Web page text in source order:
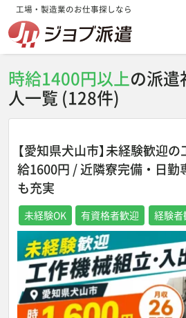
工場・製造業のお仕事探しなら
時給1400円以上の派
人一覧 (128件)
【愛知県犬山市】未経験歓迎
給1600円 / 近隣寮完備・日勤
も充実
未経験OK 有資格者歓迎 経験者